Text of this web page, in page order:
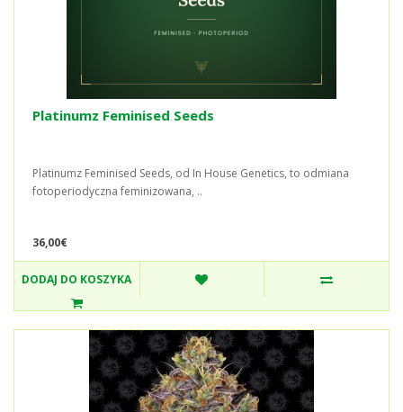
Platinumz Feminised Seeds
Platinumz Feminised Seeds, od In House Genetics, to odmiana
fotoperiodyczna feminizowana, ..
36,00€
DODAJ DO KOSZYKA